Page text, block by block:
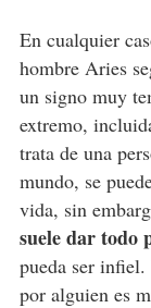
En cualquier
hombre Aries
un signo muy
extremo,
trata de una
mundo, se
vida, sin
suele dar todo
pueda ser infiel.
por alguien es